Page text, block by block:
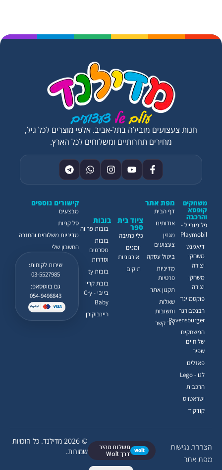
הצהרת נגישות
מפת אתר
wolt משלוח מהיר
דרך Wolt
© 2026 מדילנד. כל הזכויות
שמורות.
קישורים נוספים
מבצעים
סל קניות
מדיניות משלוחים והחזרה
החשבון שלי
שירות לקוחות:
03-5527985
גם בווטסאפ:
054-9498843
ציוד בית
ספר
כלי כתיבה
יומנים
ואירגוניות
תיקים
בובות
בובות פרווה
בובות
מסרטים
וסדרות
בובות ty
בובת קריי
בייבי - Cry
Baby
ריינבוקורן
משחקים
קופסא
והרכבה
פלימובייל -
Playmobil
דיאמנט
משחקי
יצירה
משחקי
יצירה
פוקסמיינד
רבנסבורגר
Ravensburger
המשחקים
של חיים
שפיר
פאזלים
לגו - Lego
הרכבות
ישראטויס
קודקוד
מפת אתר
דף הבית
אודותינו
מגזין
צעצועים
ביטול עסקה
מדיניות
פרטיות
תקנון אתר
שאלות
ותשובות
צור קשר
חנות צעצועים מובילה בתל-אביב. אלפי מוצרים לכל גיל,
מחירים תחרותיים ומשלוחים לכל הארץ.